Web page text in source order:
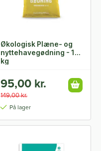
Økologisk Plæne- og
nyttehavegødning - 10
kg
95,00 kr.
149,00 kr.
På lager